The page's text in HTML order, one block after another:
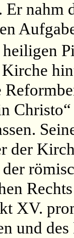
Er
der
XV.
und